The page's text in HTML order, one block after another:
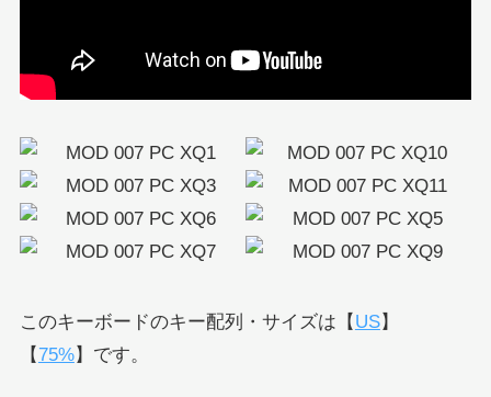
このキーボードのキー配列・サイズは【 US】
【 75%】です。